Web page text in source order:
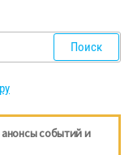
событий и